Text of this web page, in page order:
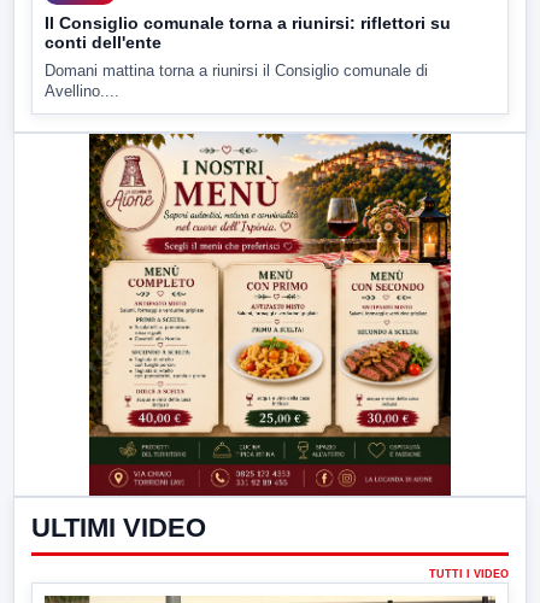
Il Consiglio comunale torna a riunirsi: riflettori su
conti dell'ente
Domani mattina torna a riunirsi il Consiglio comunale di
Avellino....
ULTIMI VIDEO
TUTTI I VIDEO